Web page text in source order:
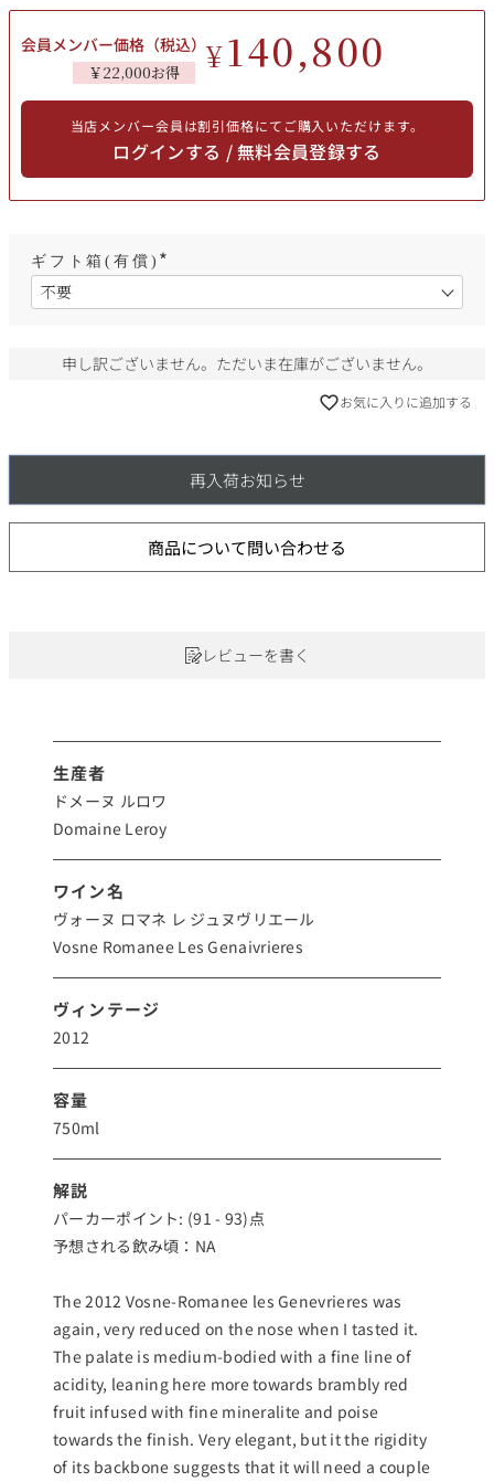
オーパス・ワン
スクリーミング・
会員メンバー価格（税込）
￥22,000お得 ¥140,800
当店メンバー会員は割引価格にてご購入いただけます。
ログインする / 無料会員登録する
ギフト箱(有償)
(
須
申し訳ございません。ただいま在庫がございません。
お気に入りに追加する
再入荷お知らせ
商品について問い合わせる
レビューを書く
生産者
ドメーヌ ルロワ
Domaine Leroy
ワイン名
ヴォーヌ ロマネ レ ジュヌヴリエール
Vosne Romanee Les Genaivrieres
ヴィンテージ
2012
容量
750ml
解説
パーカーポイント: (91 - 93)点
予想される飲み頃：NA
The 2012 Vosne-Romanee les Genevrieres was
again, very reduced on the nose when I tasted it.
The palate is medium-bodied with a fine line of
acidity, leaning here more towards brambly red
fruit infused with fine mineralite and poise
towards the finish. Very elegant, but it the rigidity
of its backbone suggests that it will need a couple